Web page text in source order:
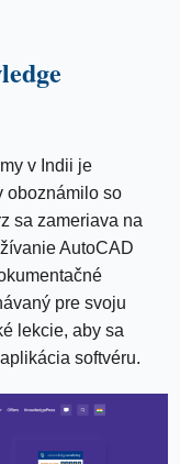
v Indii je
oboznámilo so
sa zameriava na
AutoCAD
pre svoju
lekcie, aby sa
softvéru.